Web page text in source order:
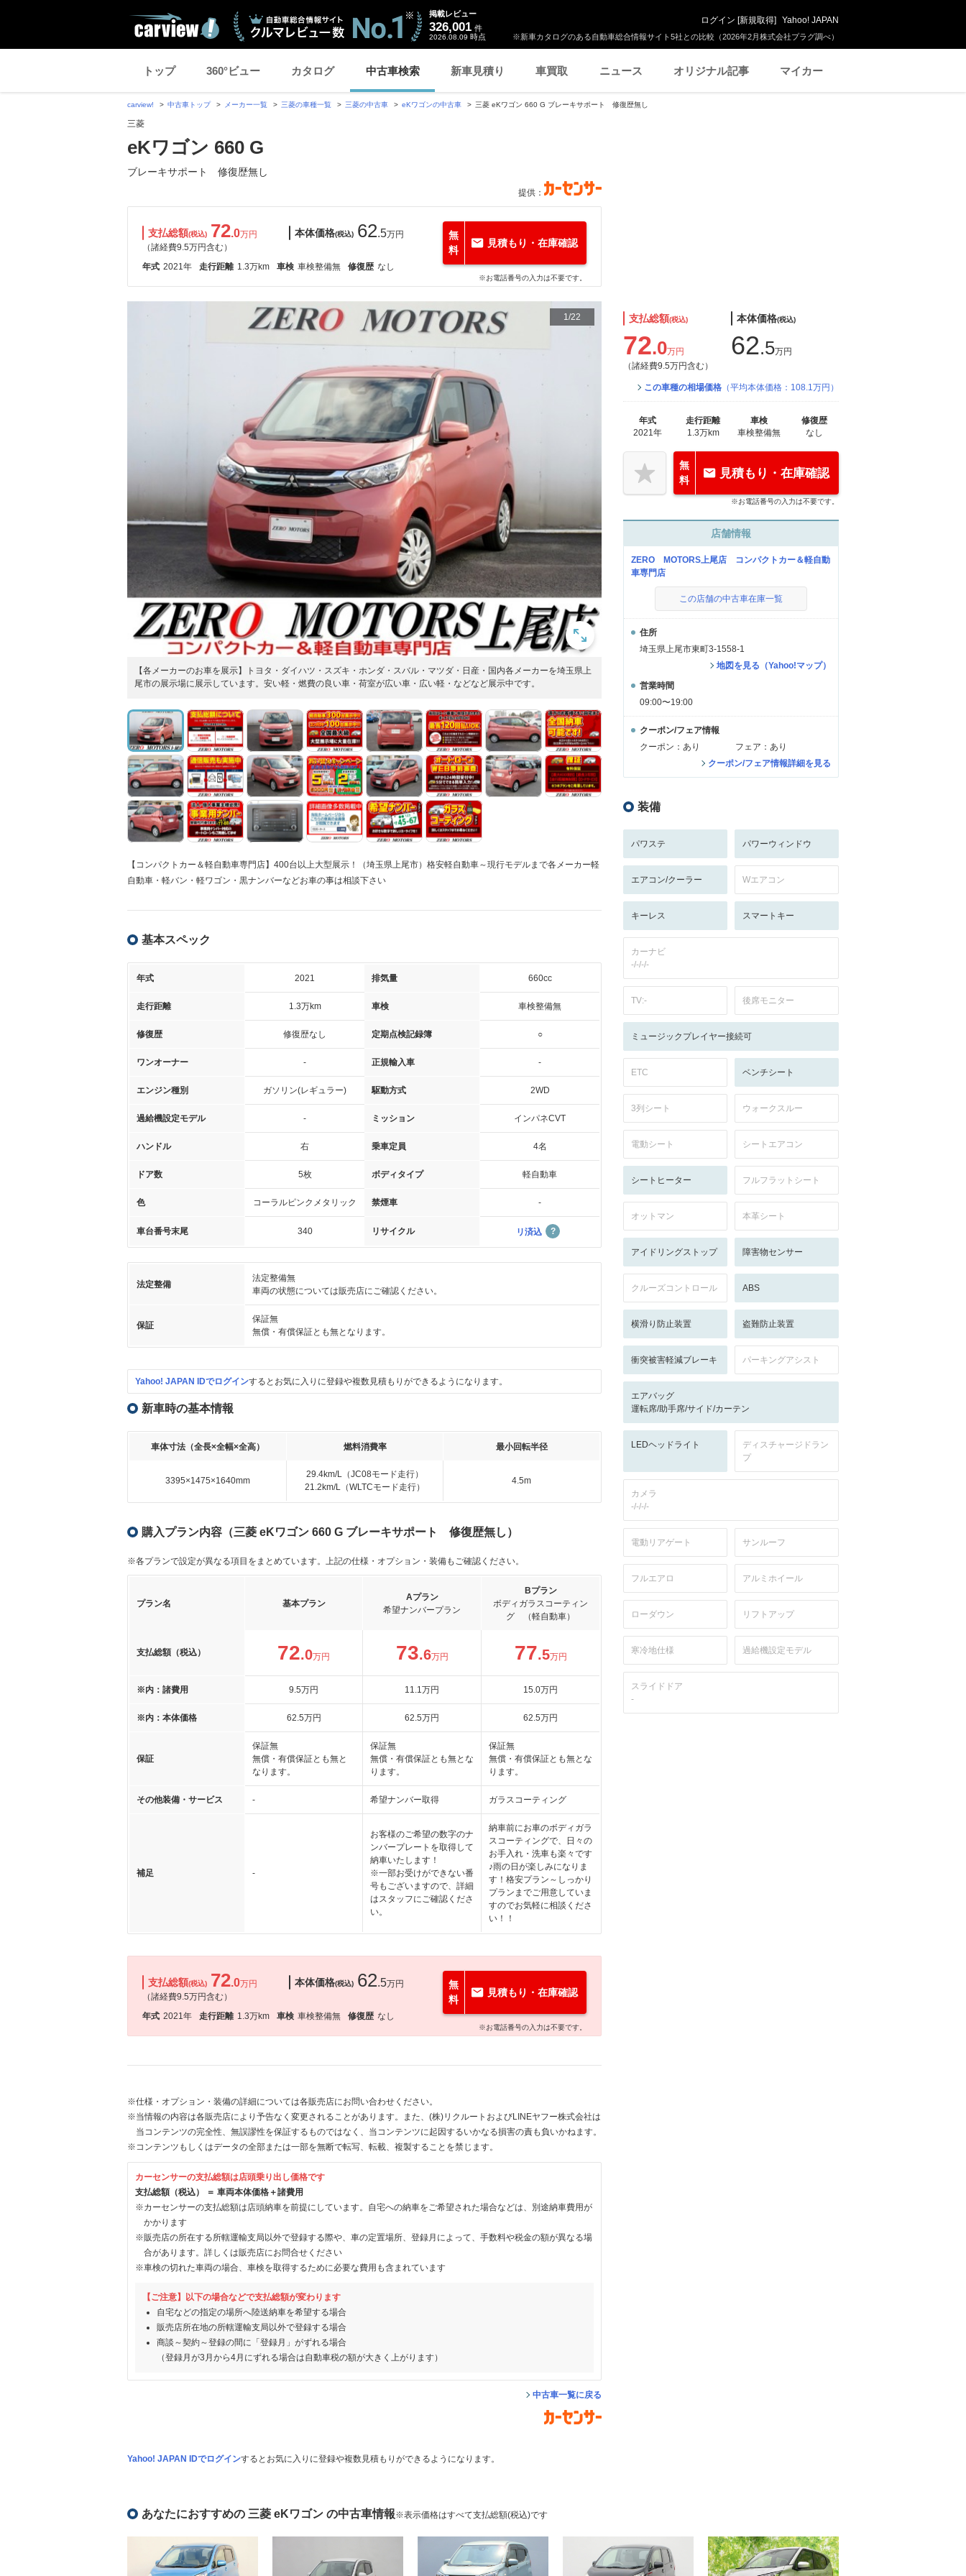
※新車カタログのある自動車総合情報サイト5社との比較（2026年2月株式会社プラグ調べ）
掲載レビュー
326,001 件
2026.08.09 時点
ログイン [新規取得] Yahoo! JAPAN
トップ 360°ビュー カタログ 中古車検索 新車見積り 車買取 ニュース オリジナル記事 マイカー
carview! 中古車トップ メーカー一覧 三菱の車種一覧 三菱の中古車 eKワゴンの中古車 三菱 eKワゴン 660 G ブレーキサポート 修復歴無し
三菱
eKワゴン 660 G
ブレーキサポート 修復歴無し
提供：
支払総額(税込) 72.0万円
（諸経費9.5万円含む）
本体価格(税込) 62.5万円
年式 2021年 走行距離 1.3万km 車検 車検整備無 修復歴 なし
無
料
見積もり・在庫確認
※お電話番号の入力は不要です。
1/22
【各メーカーのお車を展示】トヨタ・ダイハツ・スズキ・ホンダ・スバル・マツダ・日産・国内各メーカーを埼玉県上
尾市の展示場に展示しています。安い軽・燃費の良い車・荷室が広い車・広い軽・などなど展示中です。
【コンパクトカー＆軽自動車専門店】400台以上大型展示！（埼玉県上尾市）格安軽自動車～現行モデルまで各メーカー軽
自動車・軽バン・軽ワゴン・黒ナンバーなどお車の事は相談下さい
基本スペック
年式 2021 排気量 660cc
走行距離 1.3万km 車検 車検整備無
修復歴 修復歴なし 定期点検記録簿 ○
ワンオーナー - 正規輸入車 -
エンジン種別 ガソリン(レギュラー) 駆動方式 2WD
過給機設定モデル - ミッション インパネCVT
ハンドル 右 乗車定員 4名
ドア数 5枚 ボディタイプ 軽自動車
色 コーラルピンクメタリック 禁煙車 -
車台番号末尾 340 リサイクル リ済込
法定整備
法定整備無
車両の状態については販売店にご確認ください。
保証
保証無
無償・有償保証とも無となります。
Yahoo! JAPAN IDでログインするとお気に入りに登録や複数見積もりができるようになります。
新車時の基本情報
車体寸法（全長×全幅×全高） 燃料消費率 最小回転半径
3395×1475×1640mm
29.4km/L（JC08モード走行）
21.2km/L（WLTCモード走行）
4.5m
購入プラン内容（三菱 eKワゴン 660 G ブレーキサポート 修復歴無し）
※各プランで設定が異なる項目をまとめています。上記の仕様・オプション・装備もご確認ください。
プラン名 基本プラン
Aプラン
希望ナンバープラン
Bプラン
ボディガラスコーティン
グ （軽自動車）
支払総額（税込） 72.0万円 73.6万円 77.5万円
※内：諸費用 9.5万円 11.1万円 15.0万円
※内：本体価格 62.5万円 62.5万円 62.5万円
保証
保証無
無償・有償保証とも無と
なります。
保証無
無償・有償保証とも無とな
ります。
保証無
無償・有償保証とも無とな
ります。
その他装備・サービス - 希望ナンバー取得 ガラスコーティング
補足 -
お客様のご希望の数字のナ
ンバープレートを取得して
納車いたします！
※一部お受けができない番
号もございますので、詳細
はスタッフにご確認くださ
い。
納車前にお車のボディガラ
スコーティングで、日々の
お手入れ・洗車も楽々です
♪雨の日が楽しみになりま
す！格安プラン～しっかり
プランまでご用意していま
すのでお気軽に相談くださ
い！！
支払総額(税込) 72.0万円
（諸経費9.5万円含む）
本体価格(税込) 62.5万円
年式 2021年 走行距離 1.3万km 車検 車検整備無 修復歴 なし
無
料
見積もり・在庫確認
※お電話番号の入力は不要です。
※仕様・オプション・装備の詳細については各販売店にお問い合わせください。
※当情報の内容は各販売店により予告なく変更されることがあります。また、(株)リクルートおよびLINEヤフー株式会社は
当コンテンツの完全性、無誤謬性を保証するものではなく、当コンテンツに起因するいかなる損害の責も負いかねます。
※コンテンツもしくはデータの全部または一部を無断で転写、転載、複製することを禁じます。
カーセンサーの支払総額は店頭乗り出し価格です
支払総額（税込） ＝ 車両本体価格＋諸費用
※カーセンサーの支払総額は店頭納車を前提にしています。自宅への納車をご希望された場合などは、別途納車費用が
かかります
※販売店の所在する所轄運輸支局以外で登録する際や、車の定置場所、登録月によって、手数料や税金の額が異なる場
合があります。詳しくは販売店にお問合せください
※車検の切れた車両の場合、車検を取得するために必要な費用も含まれています
【ご注意】以下の場合などで支払総額が変わります
自宅などの指定の場所へ陸送納車を希望する場合
販売店所在地の所轄運輸支局以外で登録する場合
商談～契約～登録の間に「登録月」がずれる場合
（登録月が3月から4月にずれる場合は自動車税の額が大きく上がります）
中古車一覧に戻る
Yahoo! JAPAN IDでログインするとお気に入りに登録や複数見積もりができるようになります。
支払総額(税込)
72.0万円
（諸経費9.5万円含む）
本体価格(税込)
62.5万円
この車種の相場価格 （平均本体価格：108.1万円）
年式
2021年
走行距離
1.3万km
車検
車検整備無
修復歴
なし
無
料
見積もり・在庫確認
※お電話番号の入力は不要です。
店舗情報
ZERO MOTORS上尾店 コンパクトカー＆軽自動
車専門店
この店舗の中古車在庫一覧
住所
埼玉県上尾市東町3-1558-1
地図を見る（Yahoo!マップ）
営業時間
09:00〜19:00
クーポン/フェア情報
クーポン：あり
フェア：あり
クーポン/フェア情報詳細を見る
装備
パワステ パワーウィンドウ
エアコン/クーラー Wエアコン
キーレス スマートキー
カーナビ
-/-/-/-
TV:- 後席モニター
ミュージックプレイヤー接続可
ETC ベンチシート
3列シート ウォークスルー
電動シート シートエアコン
シートヒーター フルフラットシート
オットマン 本革シート
アイドリングストップ 障害物センサー
クルーズコントロール ABS
横滑り防止装置 盗難防止装置
衝突被害軽減ブレーキ パーキングアシスト
エアバッグ
運転席/助手席/サイド/カーテン
LEDヘッドライト
ディスチャージドラン
プ
カメラ
-/-/-/-
電動リアゲート サンルーフ
フルエアロ アルミホイール
ローダウン リフトアップ
寒冷地仕様 過給機設定モデル
スライドドア
-
あなたにおすすめの 三菱 eKワゴン の中古車情報※表示価格はすべて支払総額(税込)です